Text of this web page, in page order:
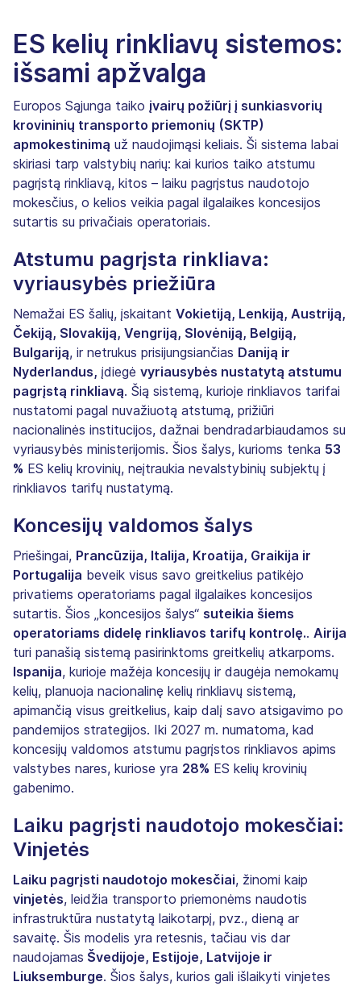
ES kelių rinkliavų sistemos:
išsami apžvalga
Europos Sąjunga taiko įvairų požiūrį į sunkiasvorių
krovininių transporto priemonių (SKTP)
apmokestinimą už naudojimąsi keliais. Ši sistema labai
skiriasi tarp valstybių narių: kai kurios taiko atstumu
pagrįstą rinkliavą, kitos – laiku pagrįstus naudotojo
mokesčius, o kelios veikia pagal ilgalaikes koncesijos
sutartis su privačiais operatoriais.
Atstumu pagrįsta rinkliava:
vyriausybės priežiūra
Nemažai ES šalių, įskaitant Vokietiją, Lenkiją, Austriją,
Čekiją, Slovakiją, Vengriją, Slovėniją, Belgiją,
Bulgariją, ir netrukus prisijungsiančias Daniją ir
Nyderlandus, įdiegė vyriausybės nustatytą atstumu
pagrįstą rinkliavą. Šią sistemą, kurioje rinkliavos tarifai
nustatomi pagal nuvažiuotą atstumą, prižiūri
nacionalinės institucijos, dažnai bendradarbiaudamos su
vyriausybės ministerijomis. Šios šalys, kurioms tenka 53
% ES kelių krovinių, neįtraukia nevalstybinių subjektų į
rinkliavos tarifų nustatymą.
Koncesijų valdomos šalys
Priešingai, Prancūzija, Italija, Kroatija, Graikija ir
Portugalija beveik visus savo greitkelius patikėjo
privatiems operatoriams pagal ilgalaikes koncesijos
sutartis. Šios „koncesijos šalys“ suteikia šiems
operatoriams didelę rinkliavos tarifų kontrolę.. Airija
turi panašią sistemą pasirinktoms greitkelių atkarpoms.
Ispanija, kurioje mažėja koncesijų ir daugėja nemokamų
kelių, planuoja nacionalinę kelių rinkliavų sistemą,
apimančią visus greitkelius, kaip dalį savo atsigavimo po
pandemijos strategijos. Iki 2027 m. numatoma, kad
koncesijų valdomos atstumu pagrįstos rinkliavos apims
valstybes nares, kuriose yra 28% ES kelių krovinių
gabenimo.
Laiku pagrįsti naudotojo mokesčiai:
Vinjetės
Laiku pagrįsti naudotojo mokesčiai, žinomi kaip
vinjetės, leidžia transporto priemonėms naudotis
infrastruktūra nustatytą laikotarpį, pvz., dieną ar
savaitę. Šis modelis yra retesnis, tačiau vis dar
naudojamas Švedijoje, Estijoje, Latvijoje ir
Liuksemburge. Šios šalys, kurios gali išlaikyti vinjetes